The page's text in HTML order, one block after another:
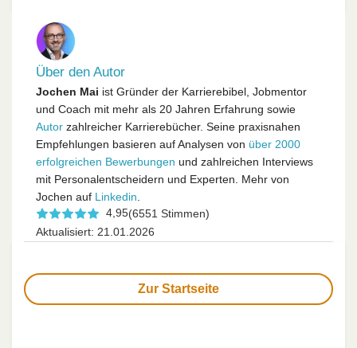
Über den Autor
Jochen Mai ist Gründer der Karrierebibel, Jobmentor
und Coach mit mehr als 20 Jahren Erfahrung sowie
Autor zahlreicher Karrierebücher. Seine praxisnahen
Empfehlungen basieren auf Analysen von über 2000
erfolgreichen Bewerbungen und zahlreichen Interviews
mit Personalentscheidern und Experten. Mehr von
Jochen auf Linkedin
4,95(6551 Stimmen)
Aktualisiert: 21.01.2026
Zur Startseite